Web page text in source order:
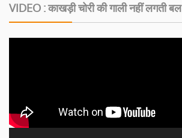
VIDEO : काखड़ी चोरी की गाली नहीं लगती बल